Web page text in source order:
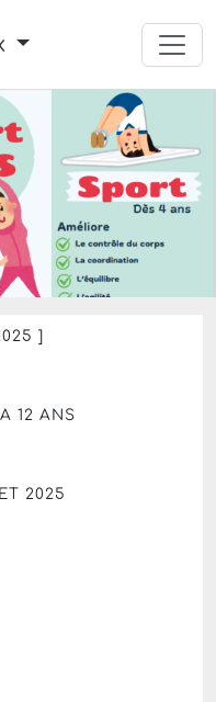
jeudi 31 juillet
lès-
]
12 ANS
2025